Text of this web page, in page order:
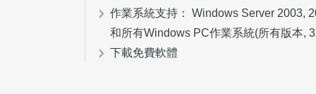
作業系統支持： Windows Server 2003,
和所有Windows PC作業系統(所有版本,
下載免費軟體